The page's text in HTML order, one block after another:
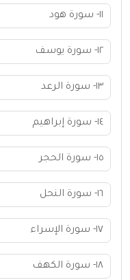
١١- سورة هود
١٢- سورة يوسف
١٣- سورة الرعد
١٤- سورة إبراهيم
١٥- سورة الحجر
١٦- سورة النحل
١٧- سورة الإسراء
١٨- سورة الكهف